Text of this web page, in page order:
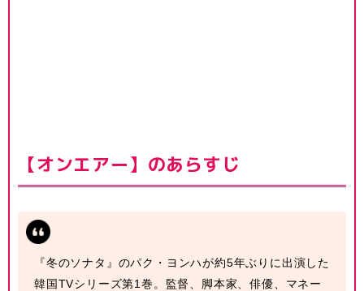
【オンエアー】のあらすじ
『冬のソナタ』のパク・ヨンハが約5年ぶりに出演した
韓国TVシリーズ第1巻。監督、脚本家、俳優、マネー